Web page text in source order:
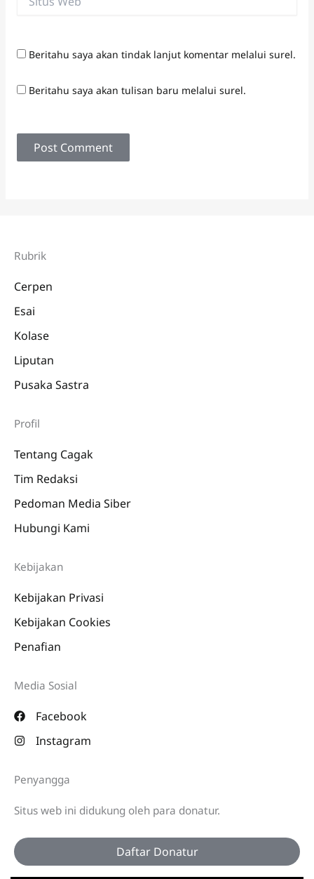
Web
Beritahu saya akan tindak lanjut komentar melalui surel.
Beritahu saya akan tulisan baru melalui surel.
Rubrik
Cerpen
Esai
Kolase
Liputan
Pusaka Sastra
Profil
Tentang Cagak
Tim Redaksi
Pedoman Media Siber
Hubungi Kami
Kebijakan
Kebijakan Privasi
Kebijakan Cookies
Penafian
Media Sosial
Facebook
Instagram
Penyangga
Situs web ini didukung oleh para donatur.
Daftar Donatur